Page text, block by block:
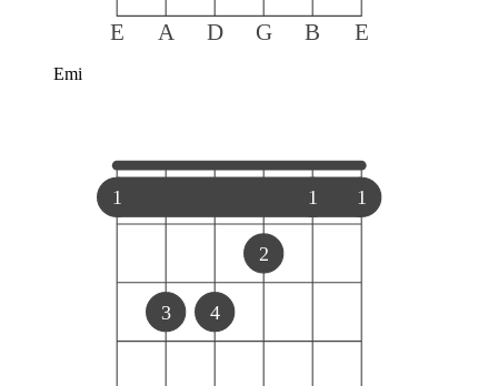
E A D G B E
Emi
1 1 1
3 4
2